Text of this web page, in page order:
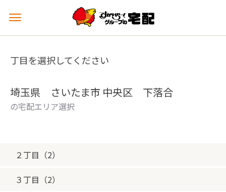
メ
ュ
を
丁目を選択してください
埼玉県 さいたま市 中央区 下落合
の宅配エリア選択
２丁目（2）
３丁目（2）